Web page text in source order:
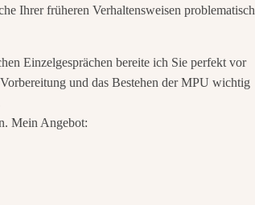
Ihrer früheren Verhaltensweisen problematisch
Einzelgesprächen bereite ich Sie perfekt vor
und das Bestehen der MPU wichtig
Mein Angebot: